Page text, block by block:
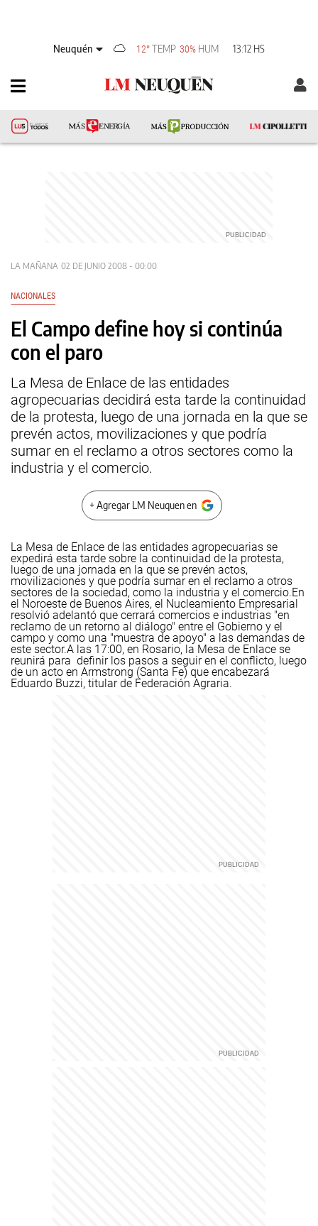
Neuquén 12° TEMP 30% HUM 13:12 HS
LA MAÑANA 02 DE JUNIO 2008 - 00:00
NACIONALES
El Campo define hoy si continúa
con el paro
La Mesa de Enlace de las entidades
agropecuarias decidirá esta tarde la continuidad
de la protesta, luego de una jornada en la que se
prevén actos, movilizaciones y que podría
sumar en el reclamo a otros sectores como la
industria y el comercio.
+ Agregar LM Neuquen en
La Mesa de Enlace de las entidades agropecuarias se
expedirá esta tarde sobre la continuidad de la protesta,
luego de una jornada en la que se prevén actos,
movilizaciones y que podría sumar en el reclamo a otros
sectores de la sociedad, como la industria y el comercio.En
el Noroeste de Buenos Aires, el Nucleamiento Empresarial
resolvió adelantó que cerrará comercios e industrias "en
reclamo de un retorno al diálogo" entre el Gobierno y el
campo y como una "muestra de apoyo" a las demandas de
este sector.A las 17:00, en Rosario, la Mesa de Enlace se
reunirá para definir los pasos a seguir en el conflicto, luego
de un acto en Armstrong (Santa Fe) que encabezará
Eduardo Buzzi, titular de Federación Agraria.